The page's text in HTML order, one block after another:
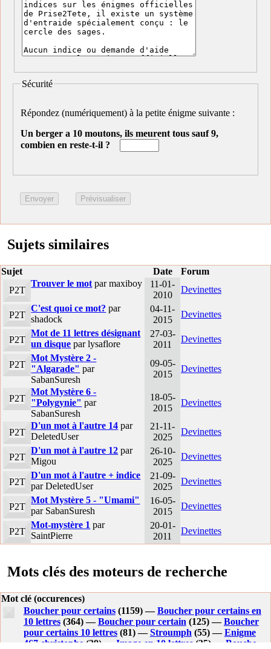
Sécurité
Répondez (numériquement) à la petite énigme suivante :
Un berger a 10 moutons, ils meurent tous sauf 9,
combien en reste-t-il ?
Sujets similaires
Sujet Date
Forum
P2T
Trouver le mot par maxiboy
11-01-
2010
Devinettes
P2T
C'est quoi ce mot? par
shadock
04-11-
2015
Devinettes
P2T
Mot de 11 lettres désignant
un disque par lysaflore
27-03-
2011
Devinettes
P2T
Mot Mystère 2 -
"Algarade" par
SabanSuresh
09-05-
2015
Devinettes
P2T
Mot Mystère 6 -
"Polygynie" par
SabanSuresh
18-05-
2015
Devinettes
P2T
D'un mot à l'autre 14 par
DeletedUser
21-11-
2025
Devinettes
P2T
D'un mot à l'autre 12 par
Migou
26-10-
2025
Devinettes
P2T
D'un mot à l'autre + indice
par DeletedUser
21-09-
2025
Devinettes
P2T
Mot Mystère 5 - "Umami"
par SabanSuresh
16-05-
2015
Devinettes
P2T
Mot-mystère 1 par
SaintPierre
20-01-
2011
Devinettes
Mots clés des moteurs de recherche
Mot clé (occurences)
Boucher pour certains(1159) —Boucher pour certains en
10 lettres(364) —Boucher pour certain (125) —Boucher
pour certains 10 lettres(81) —Stroumph (55) —Enigme
467 christophe (39) — Image en 10 lettres(35) — Bouche